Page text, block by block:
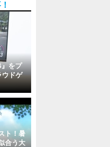
をプ
ウドゲ
ト！暑
合う大